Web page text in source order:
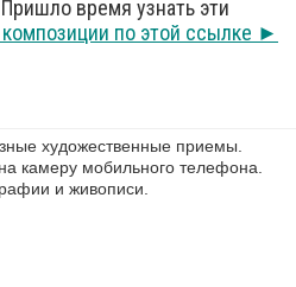
время узнать эти
композиции по этой ссылке ►
художественные приемы.
камеру мобильного телефона.
и живописи.